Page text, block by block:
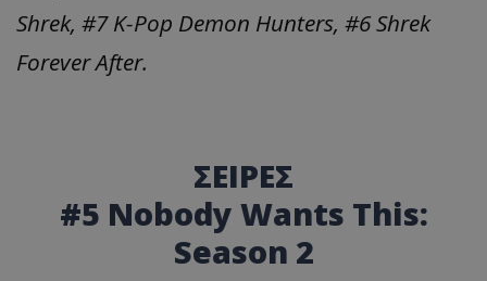
Shrek, #7 K-Pop Demon Hunters, #6 Shrek
Forever After.
ΣΕΙΡΕΣ
#5 Nobody Wants This:
Season 2